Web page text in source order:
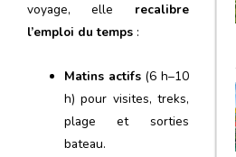
voyage, elle recalibre
l’emploi du temps :
Matins actifs(6 h–10
h) pour visites, treks,
plage et sorties
bateau.